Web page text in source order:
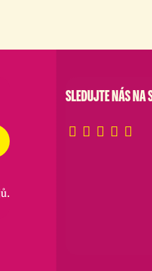
.
SLEDUJTE NÁS